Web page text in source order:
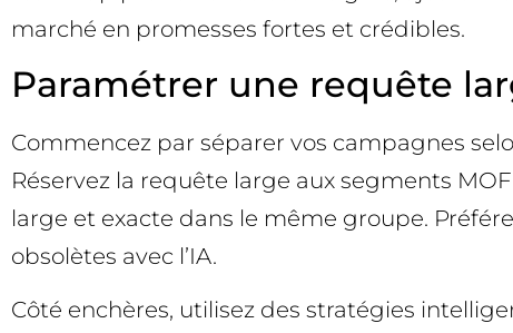
marché en promesses fortes et crédibles.
Paramétrer une requête
Commencez par séparer vos campagnes
Réservez la requête large aux segments
large et exacte dans le même groupe.
obsolètes avec l’IA.
Côté enchères, utilisez des stratégies